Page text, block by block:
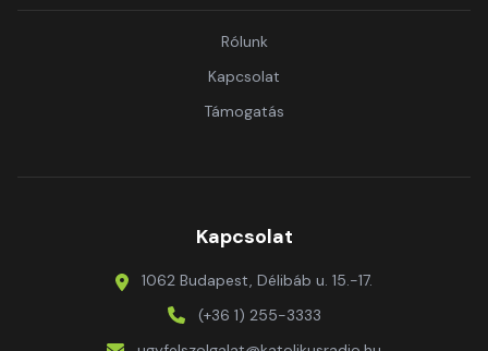
Rólunk
Kapcsolat
Támogatás
Kapcsolat
1062 Budapest, Délibáb u. 15.-17.
(+36 1) 255-3333